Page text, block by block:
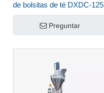
de bolsitas de té DXDC-125
Preguntar